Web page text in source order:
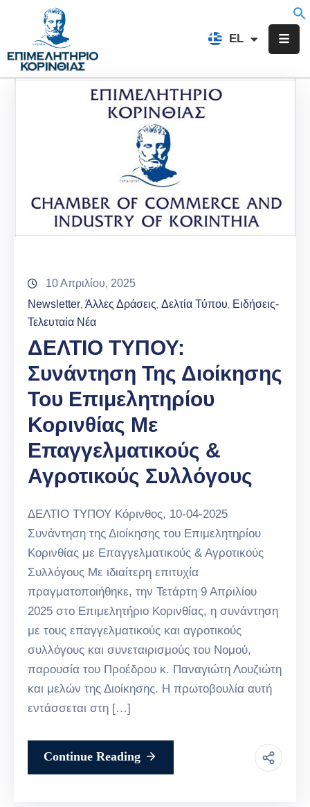
EL
FR
Επιμελητήριο
Εκδηλώσεις
10 Απριλίου, 2025
Newsletter Άλλες Δράσεις Δελτία Τύπου Ειδήσεις-
Τελευταία Νέα
ΔΕΛΤΙΟ ΤΥΠΟΥ:
Συνάντηση Της Διοίκησης
Του Επιμελητηρίου
Κορινθίας Με
Επαγγελματικούς &
Αγροτικούς Συλλόγους
ΔΕΛΤΙΟ ΤΥΠΟΥ Κόρινθος, 10-04-2025
Συνάντηση της Διοίκησης του Επιμελητηρίου
Κορινθίας με Επαγγελματικούς & Αγροτικούς
Συλλόγους Με ιδιαίτερη επιτυχία
πραγματοποιήθηκε, την Τετάρτη 9 Απριλίου
2025 στο Επιμελητήριο Κορινθίας, η συνάντηση
με τους επαγγελματικούς και αγροτικούς
συλλόγους και συνεταιρισμούς του Νομού,
παρουσία του Προέδρου κ. Παναγιώτη Λουζιώτη
και μελών της Διοίκησης. Η πρωτοβουλία αυτή
εντάσσεται στη […]
Continue Reading